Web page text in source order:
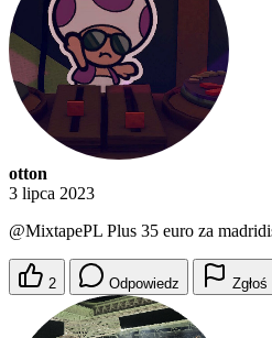
otton
3 lipca 2023
@MixtapePL Plus 35 euro za
2 Odpowiedz Zgłoś